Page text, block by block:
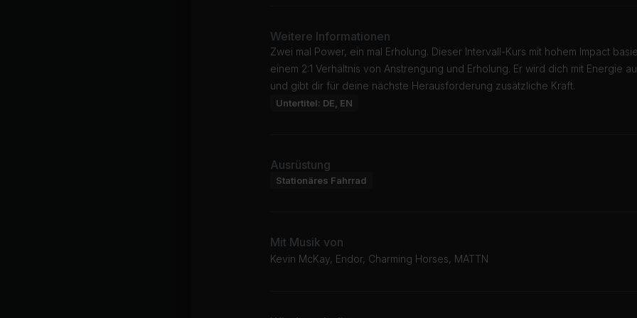
Weitere Informationen
Zwei mal Power, ein mal Erholung. Dieser Intervall-Kurs mit hohem Impact
einem 2:1 Verhältnis von Anstrengung und Erholung. Er wird dich mit Energie
und gibt dir für deine nächste Herausforderung zusätzliche Kraft.
Untertitel: DE, EN
Ausrüstung
Stationäres Fahrrad
Mit Musik von
Kevin McKay, Endor, Charming Horses, MATTN